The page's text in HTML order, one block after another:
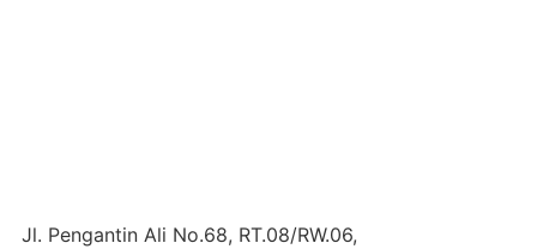
Jl. Pengantin Ali No.68, RT.08/RW.06,